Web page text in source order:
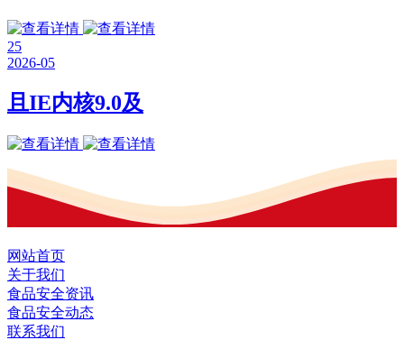
25
2026-05
且IE内核9.0及
网站首页
关于我们
食品安全资讯
食品安全动态
联系我们